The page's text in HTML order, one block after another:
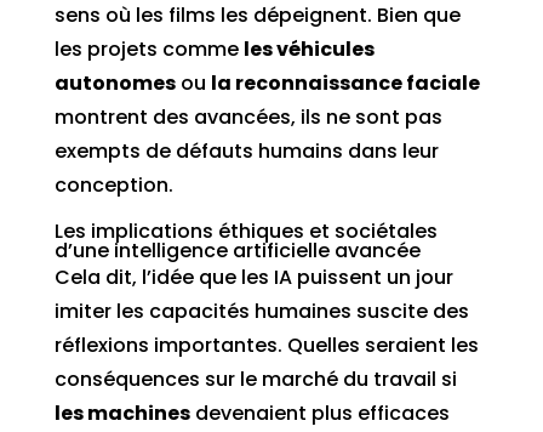
sens où les films les dépeignent. Bien que
les projets comme les véhicules
autonomesou la reconnaissance faciale
montrent des avancées, ils ne sont pas
exempts de défauts humains dans leur
conception.
Les implications éthiques et sociétales
d’une intelligence artificielle avancée
Cela dit, l’idée que les IA puissent un jour
imiter les capacités humaines suscite des
réflexions importantes. Quelles seraient les
conséquences sur le marché du travail si
les machinesdevenaient plus efficaces